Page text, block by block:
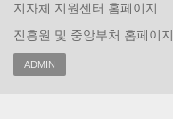
지자체 지원센터 홈페이지
진흥원 및 중앙부처 홈페이지
ADMIN